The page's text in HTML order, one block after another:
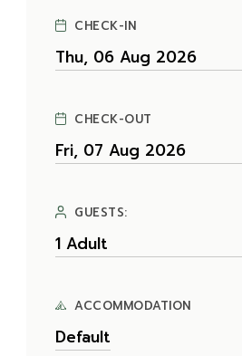
CHECK-IN
CHECK-OUT
GUESTS:
ACCOMMODATION